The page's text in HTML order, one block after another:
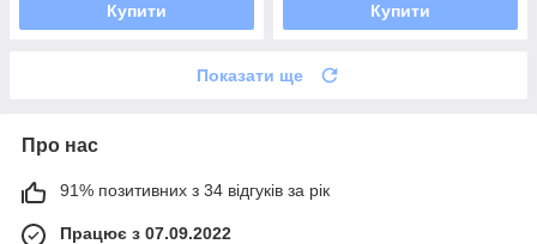
Купити Купити
Показати ще
Про нас
91% позитивних з 34 відгуків за рік
Працює з 07.09.2022